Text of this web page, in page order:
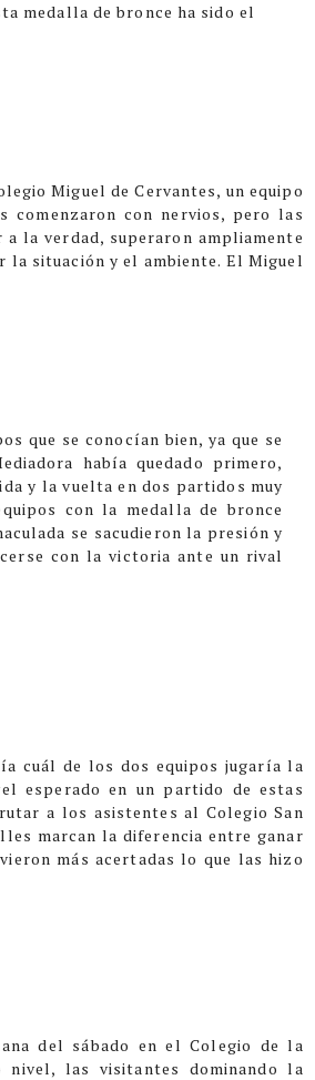
medalla de bronce ha sido el
Miguel de Cervantes, un equipo
comenzaron con nervios, pero las
la verdad, superaron ampliamente
la situación y el ambiente. El Miguel
que se conocían bien, ya que se
había quedado primero,
y la vuelta en dos partidos muy
con la medalla de bronce
se sacudieron la presión y
con la victoria ante un rival
cuál de los dos equipos jugaría la
esperado en un partido de estas
a los asistentes al Colegio San
marcan la diferencia entre ganar
más acertadas lo que las hizo
del sábado en el Colegio de la
las visitantes dominando la